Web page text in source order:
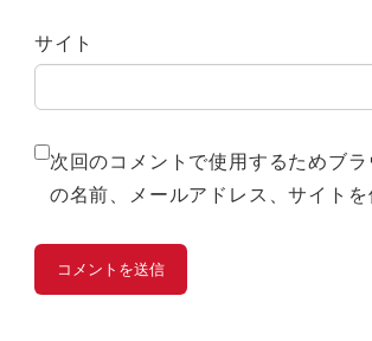
サイト
次回のコメントで使用するためブ
の名前、メールアドレス、サイトを